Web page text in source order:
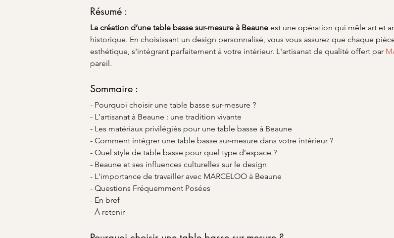
Résumé :
La création d’une table basse sur-mesure à Beaune est une opération qui mêle art et
historique. En choisissant un design personnalisé, vous vous assurez que chaque
esthétique, s'intégrant parfaitement à votre intérieur. L'artisanat de qualité offert par
pareil.
Sommaire :
- Pourquoi choisir une table basse sur-mesure ?
- L'artisanat à Beaune : une tradition vivante
- Les matériaux privilégiés pour une table basse à Beaune
- Comment intégrer une table basse sur-mesure dans votre intérieur ?
- Quel style de table basse pour quel type d’espace ?
- Beaune et ses influences culturelles sur le design
- L'importance de travailler avec MARCELOO à Beaune
- Questions Fréquemment Posées
- En bref
- À retenir